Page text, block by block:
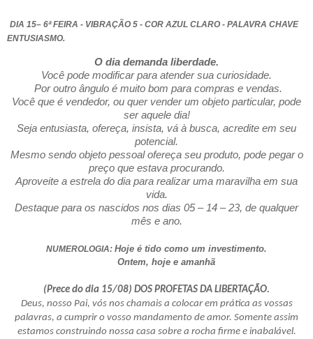
DIA 15– 6ª FEIRA - VIBRAÇÃO 5 - COR AZUL CLARO - PALAVRA CHAVE
ENTUSIASMO.
O dia demanda liberdade.
Você pode modificar para atender sua curiosidade.
Por outro ângulo é muito bom para compras e vendas.
Você que é vendedor, ou quer vender um objeto particular, pode
ser aquele dia!
Seja entusiasta, ofereça, insista, vá à busca, acredite em seu
potencial.
Mesmo sendo objeto pessoal ofereça seu produto, pode pegar o
preço que estava procurando.
Aproveite a estrela do dia para realizar uma maravilha em sua
vida.
Destaque para os nascidos nos dias 05 – 14 – 23, de qualquer
mês e ano.
NUMEROLOGIA: Hoje é tido como um investimento.
Ontem, hoje e amanhã
(Prece do dia 15/08) DOS PROFETAS DA LIBERTAÇÃO.
Deus, nosso Pai, vós nos chamais a colocar em prática as vossas
palavras, a cumprir o vosso mandamento de amor. Somente assim
estamos construindo nossa casa sobre a rocha firme e inabalável.